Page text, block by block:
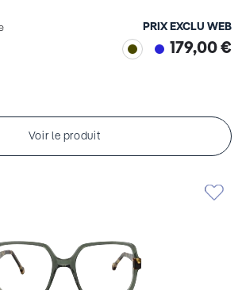
PRIX EXCLU WEB
179,00 €
Voir le produit